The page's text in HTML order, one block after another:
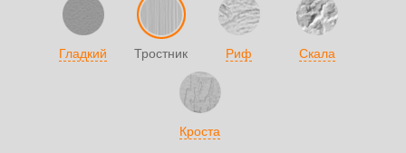
Гладкий Тростник Риф Скала
Кроста